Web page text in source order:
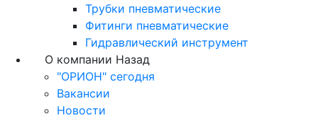
Трубки пневматические
Фитинги пневматические
Гидравлический инструмент
О компании Назад
"ОРИОН" сегодня
Вакансии
Новости